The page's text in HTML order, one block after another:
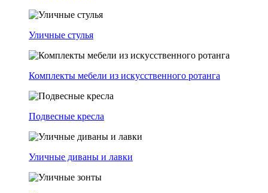
Уличные стулья
Комплекты мебели из искусственного ротанга
Подвесные кресла
Уличные диваны и лавки